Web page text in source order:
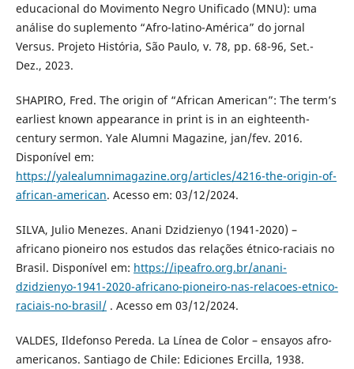
educacional do Movimento Negro Unificado (MNU): uma
análise do suplemento “Afro-latino-América” do jornal
Versus. Projeto História, São Paulo, v. 78, pp. 68-96, Set.-
Dez., 2023.
SHAPIRO, Fred. The origin of “African American”: The term’s
earliest known appearance in print is in an eighteenth-
century sermon. Yale Alumni Magazine, jan/fev. 2016.
Disponível em:
https://yalealumnimagazine.org/articles/4216-the-origin-of-
african-american. Acesso em: 03/12/2024.
SILVA, Julio Menezes. Anani Dzidzienyo (1941-2020) –
africano pioneiro nos estudos das relações étnico-raciais no
Brasil. Disponível em: https://ipeafro.org.br/anani-
dzidzienyo-1941-2020-africano-pioneiro-nas-relacoes-etnico-
raciais-no-brasil/. Acesso em 03/12/2024.
VALDES, Ildefonso Pereda. La Línea de Color – ensayos afro-
americanos. Santiago de Chile: Ediciones Ercilla, 1938.